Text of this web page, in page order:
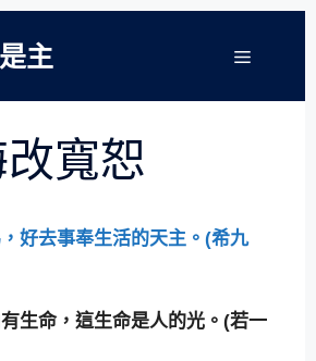
主 選
單
寬恕
好去事奉生活的天主。(希九
生命，這生命是人的光。(若一